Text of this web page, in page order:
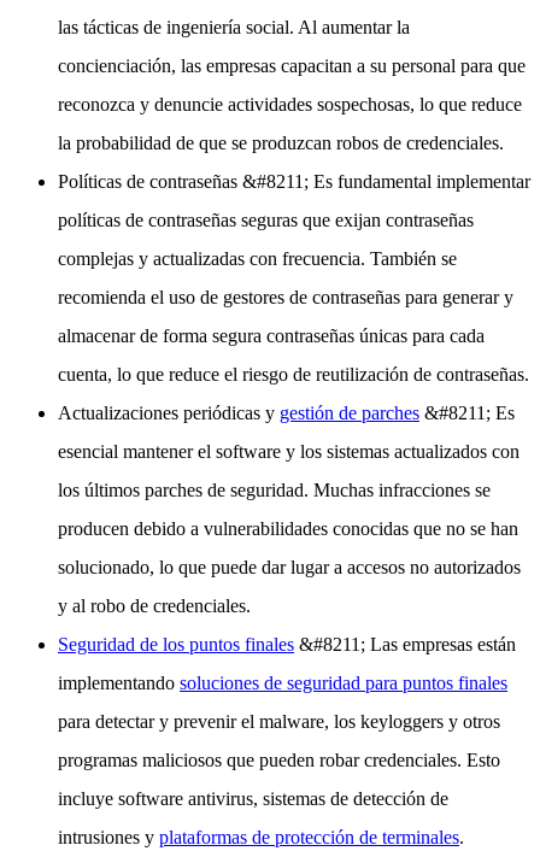
las tácticas de ingeniería social. Al aumentar la
concienciación, las empresas capacitan a su personal para que
reconozca y denuncie actividades sospechosas, lo que reduce
la probabilidad de que se produzcan robos de credenciales.
Políticas de contraseñas &#8211; Es fundamental implementar
políticas de contraseñas seguras que exijan contraseñas
complejas y actualizadas con frecuencia. También se
recomienda el uso de gestores de contraseñas para generar y
almacenar de forma segura contraseñas únicas para cada
cuenta, lo que reduce el riesgo de reutilización de contraseñas.
Actualizaciones periódicas y gestión de parches &#8211; Es
esencial mantener el software y los sistemas actualizados con
los últimos parches de seguridad. Muchas infracciones se
producen debido a vulnerabilidades conocidas que no se han
solucionado, lo que puede dar lugar a accesos no autorizados
y al robo de credenciales.
Seguridad de los puntos finales &#8211; Las empresas están
implementando soluciones de seguridad para puntos finales
para detectar y prevenir el malware, los keyloggers y otros
programas maliciosos que pueden robar credenciales. Esto
incluye software antivirus, sistemas de detección de
intrusiones y plataformas de protección de terminales.